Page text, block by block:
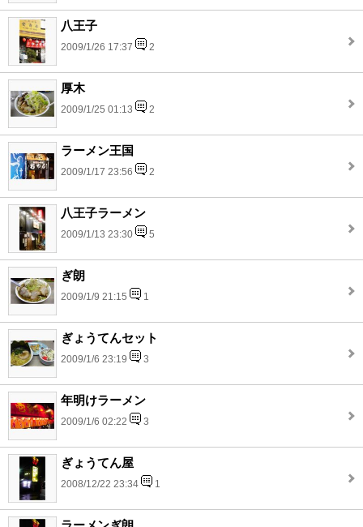
八王子
2009/1/26 17:37 2
厚木
2009/1/25 01:13 2
ラーメン王国
2009/1/17 23:56 2
八王子ラーメン
2009/1/13 23:30 5
ぎ朗
2009/1/9 21:15 1
ぎょうてんセット
2009/1/6 23:19 3
年明けラーメン
2009/1/6 02:22 3
ぎょうてん屋
2008/12/22 23:34 1